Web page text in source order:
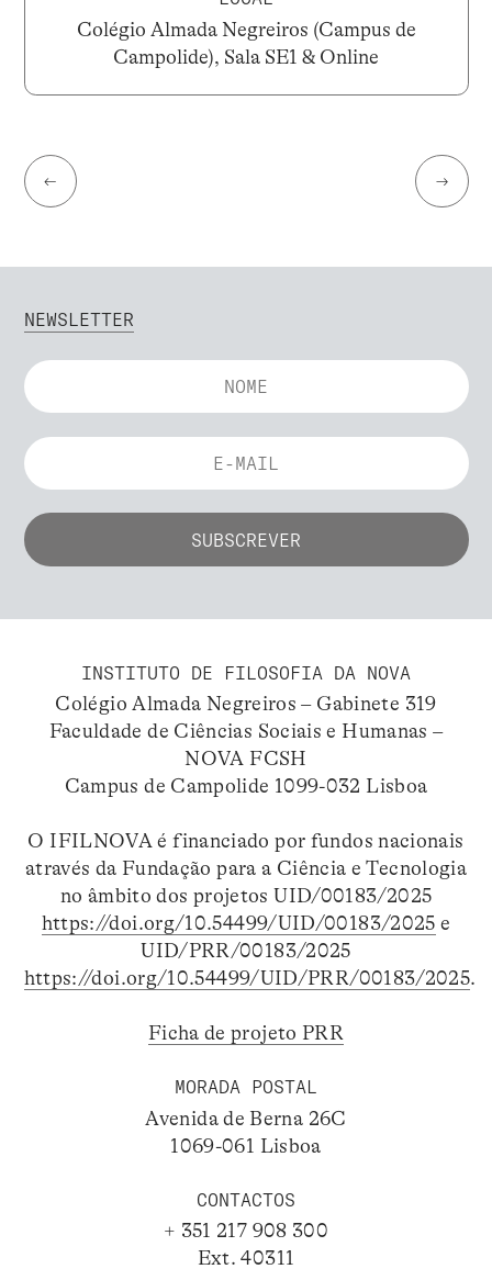
Colégio Almada Negreiros (Campus de
Campolide), Sala SE1 & Online
← →
NEWSLETTER
INSTITUTO DE FILOSOFIA DA NOVA
Colégio Almada Negreiros – Gabinete 319
Faculdade de Ciências Sociais e Humanas –
NOVA FCSH
Campus de Campolide 1099-032 Lisboa
O IFILNOVA é financiado por fundos nacionais
através da Fundação para a Ciência e Tecnologia
no âmbito dos projetos UID/00183/2025
https://doi.org/10.54499/UID/00183/2025 e
UID/PRR/00183/2025
https://doi.org/10.54499/UID/PRR/00183/2025.
Ficha de projeto PRR
MORADA POSTAL
Avenida de Berna 26C
1069-061 Lisboa
CONTACTOS
+ 351 217 908 300
Ext. 40311